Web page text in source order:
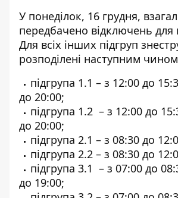
У понедiлок, 16 грудня,
передбачено відключень для
Для всіх інших підгруп
розподілені наступним
підгрупа 1.1 – з 12:00 до
до 20:00;
підгрупа 1.2 – з 12:00 до
до 20:00;
підгрупа 2.1 – з 08:30 до
підгрупа 2.2 – з 08:30 до
підгрупа 3.1 – з 07:00 до
до 19:00;